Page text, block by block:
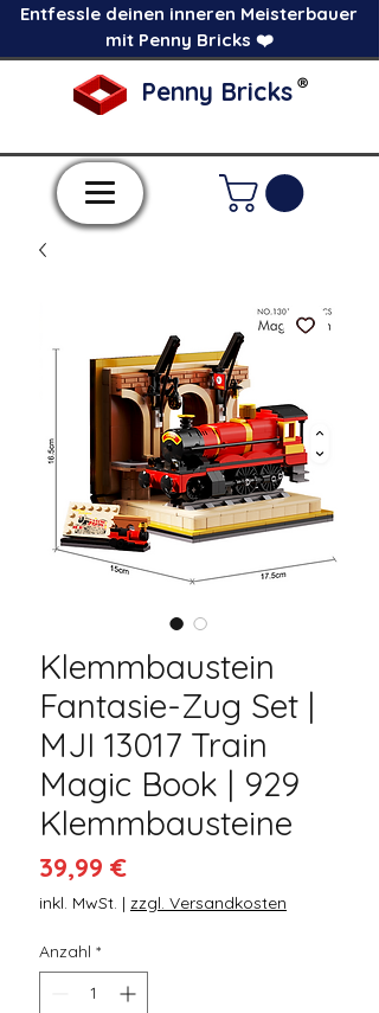
Entfessle deinen inneren Meisterbauer
mit Penny Bricks ❤️
Penny Bricks ®
Klemmbaustein
Fantasie-Zug Set |
MJI 13017 Train
Magic Book | 929
Klemmbausteine
39,99 €Preis
inkl. MwSt. | zzgl. Versandkosten
Anzahl *